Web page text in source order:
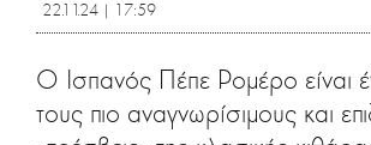
22.11.24 | 17:59
Ο Ισπανός Πέπε Ρομέρο είναι
τους πιο αναγνωρίσιμους και